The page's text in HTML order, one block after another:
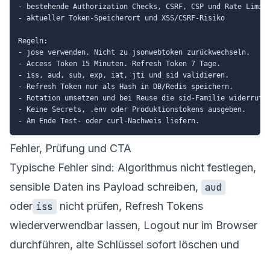
- bestehende Authorization Checks, CSRF, CSP und Rate Limit
- aktueller Token-Speicherort und XSS/CSRF-Risiko
Regeln:
- jose verwenden. Nicht zu jsonwebtoken zurückwechseln.
- Access Token 15 Minuten. Refresh Token 7 Tage.
- iss, aud, sub, exp, iat, jti und sid validieren.
- Refresh Token nur als Hash in DB/Redis speichern.
- Rotation umsetzen und bei Reuse die sid-Familie
- Keine Secrets, .env oder Produktionstokens ausgeben.
Fehler, Prüfung und CTA
Typische Fehler sind: Algorithmus nicht festlegen,
sensible Daten ins Payload schreiben, aud
oder iss
nicht prüfen, Refresh Tokens
wiederverwendbar lassen, Logout nur im Browser
durchführen, alte Schlüssel sofort löschen und